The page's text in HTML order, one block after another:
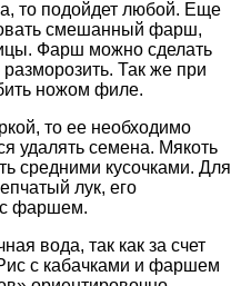
то подойдет любой. Еще
смешанный фарш,
Фарш можно сделать
Так же при
ножом филе.
то ее необходимо
удалять семена. Мякоть
средними кусочками. Для
лук, его
с фаршем.
вода, так как за счет
с кабачками и фаршем